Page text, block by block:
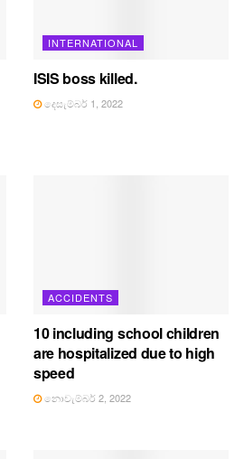
INTERNATIONAL
ISIS boss killed.
දෙසැම්බර් 1, 2022
ACCIDENTS
10 including school children
are hospitalized due to high
speed
නොවැම්බර් 2, 2022